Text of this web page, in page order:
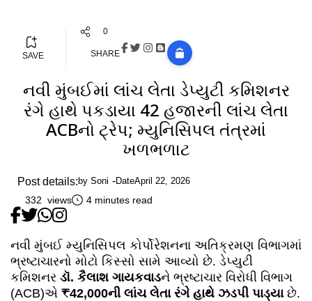
SAVE
0
SHARE
નવી મુંબઈમાં લાંચ લેતા ડેપ્યુટી કમિશનર
રંગે હાથે પકડાયા ₹42 હજારની લાંચ લેતા
ACBનો ટ્રેપ; મ્યુનિસિપલ તંત્રમાં
ખળભળાટ
Post details: by Soni DateApril 22, 2026
332 views 4 minutes read
નવી મુંબઈ મ્યુનિસિપલ કોર્પોરેશનના અતિક્રમણ વિભાગમાં
ભ્રષ્ટાચારનો મોટો કિસ્સો સામે આવ્યો છે. ડેપ્યુટી
કમિશનર ડૉ. કૈલાશ ગાયકવાડને ભ્રષ્ટાચાર વિરોધી વિભાગ
(ACB)એ ₹42,000ની લાંચ લેતા રંગે હાથે ઝડપી પાડ્યાછે.